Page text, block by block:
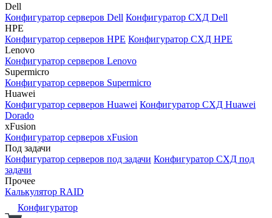
Dell
Конфигуратор серверов Dell Конфигуратор СХД Dell
HPE
Конфигуратор серверов HPE Конфигуратор СХД HPE
Lenovo
Конфигуратор серверов Lenovo
Supermicro
Конфигуратор серверов Supermicro
Huawei
Конфигуратор серверов Huawei Конфигуратор СХД Huawei
Dorado
xFusion
Конфигуратор серверов xFusion
Под задачи
Конфигуратор серверов под задачи Конфигуратор СХД под
задачи
Прочее
Калькулятор RAID
Конфигуратор